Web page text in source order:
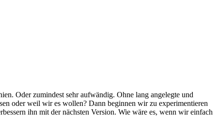
Oder zumindest sehr aufwändig. Ohne lang angelegte und
oder weil wir es wollen? Dann beginnen wir zu experimentieren
ihn mit der nächsten Version. Wie wäre es, wenn wir einfach